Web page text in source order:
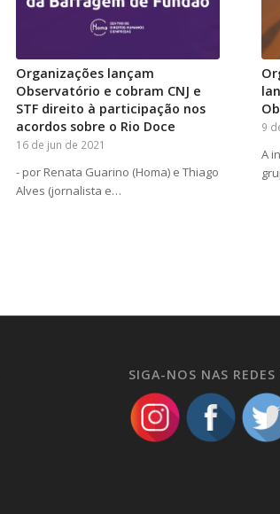
Organizações lançam
Observatório e cobram CNJ e
STF direito à participação nos
acordos sobre o Rio Doce
16 de jun de 2021
- por Renata Guarino (Homa) e Thiago
Alves (jornalista e…
9
A
SIGA-NOS NAS REDES